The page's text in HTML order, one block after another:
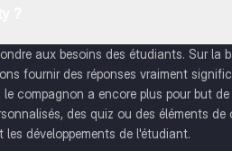
aux besoins des étudiants. Sur la
fournir des réponses vraiment
compagnon a encore plus pour but
des quiz ou des éléments
développements de l'étudiant.